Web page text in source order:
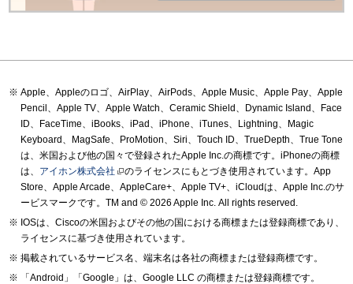
Apple、Appleのロゴ、AirPlay、AirPods、Apple Music、Apple Pay、Apple
Pencil、Apple TV、Apple Watch、Ceramic Shield、Dynamic Island、Face
ID、FaceTime、iBooks、iPad、iPhone、iTunes、Lightning、Magic
Keyboard、MagSafe、ProMotion、Siri、Touch ID、TrueDepth、True Tone
は、米国および他の国々で登録されたApple Inc.の商標です。iPhoneの商標
は、 アイホン株式会社
のライセンスにもとづき使用されています。App
Store、Apple Arcade、AppleCare+、Apple TV+、iCloudは、Apple Inc.のサ
ービスマークです。TM and © 2026 Apple Inc. All rights reserved.
IOSは、Ciscoの米国およびその他の国における商標または登録商標であり、
ライセンスに基づき使用されています。
掲載されているサービス名、端末名は各社の商標または登録商標です。
「Android」「Google」は、Google LLC の商標または登録商標です。